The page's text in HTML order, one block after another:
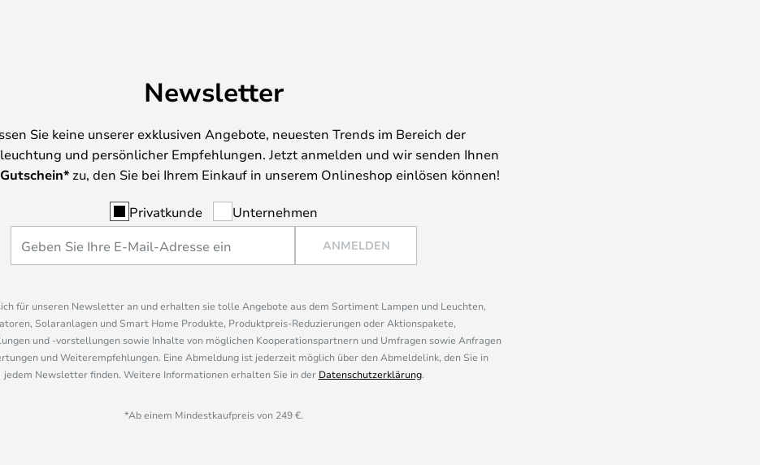
Newsletter
Sie keine unserer exklusiven Angebote, neuesten Trends im Bereich der
und persönlicher Empfehlungen. Jetzt anmelden und wir senden Ihnen
zu, den Sie bei Ihrem Einkauf in unserem Onlineshop einlösen können!
Privatkunde Unternehmen
ANMELDEN
für unseren Newsletter an und erhalten sie tolle Angebote aus dem Sortiment Lampen und Leuchten,
Solaranlagen und Smart Home Produkte, Produktpreis-Reduzierungen oder Aktionspakete,
und -vorstellungen sowie Inhalte von möglichen Kooperationspartnern und Umfragen sowie Anfragen
und Weiterempfehlungen. Eine Abmeldung ist jederzeit möglich über den Abmeldelink, den Sie in
jedem Newsletter finden. Weitere Informationen erhalten Sie in der Datenschutzerklärung.
*Ab einem Mindestkaufpreis von 249 €.